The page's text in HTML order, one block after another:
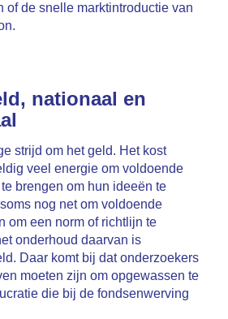
of de snelle marktintroductie van
nationaal en
strijd om het geld. Het kost
veel energie om voldoende
brengen om hun ideeën te
nog net om voldoende
om een norm of richtlijn te
onderhoud daarvan is
Daar komt bij dat onderzoekers
moeten zijn om opgewassen te
die bij de fondsenwerving